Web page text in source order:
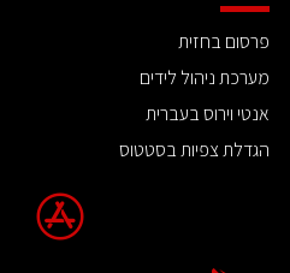
פרסום בחזית
מערכת ניהול לידים
אנטי וירוס בעברית
הגדלת צפיות בסטטוס